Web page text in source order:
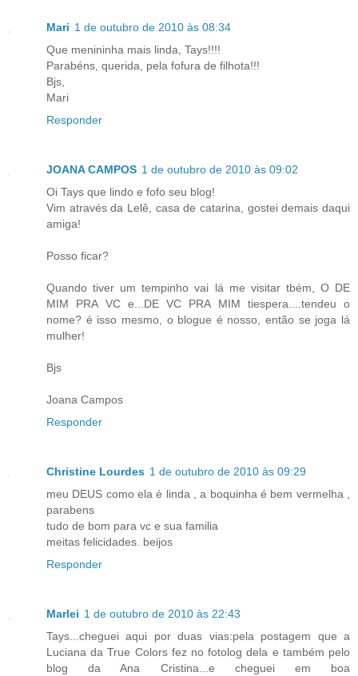
Mari 1 de outubro de 2010 às 08:34
Que menininha mais linda, Tays!!!!
Parabéns, querida, pela fofura de filhota!!!
Bjs,
Mari
Responder
JOANA CAMPOS 1 de outubro de 2010 às 09:02
Oi Tays que lindo e fofo seu blog!
Vim através da Lelê, casa de catarina, gostei demais daqui
amiga!
Posso ficar?
Quando tiver um tempinho vai lá me visitar tbém, O DE
MIM PRA VC e...DE VC PRA MIM tiespera....tendeu o
nome? é isso mesmo, o blogue é nosso, então se joga lá
mulher!
Bjs
Joana Campos
Responder
Christine Lourdes 1 de outubro de 2010 às 09:29
meu DEUS como ela é linda , a boquinha é bem vermelha ,
parabens
tudo de bom para vc e sua familia
meitas felicidades. beijos
Responder
Marlei 1 de outubro de 2010 às 22:43
Tays...cheguei aqui por duas vias:pela postagem que a
Luciana da True Colors fez no fotolog dela e também pelo
blog da Ana Cristina...e cheguei em boa